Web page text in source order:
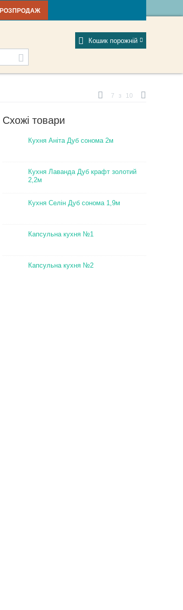
Фабрики
Кошик порожній
РОЗПРОДАЖ
7 з 10
Схожі товари
Кухня Аніта Дуб сонома 2м
Кухня Лаванда Дуб крафт золотий
2,2м
Кухня Селін Дуб сонома 1,9м
Капсульна кухня №1
Капсульна кухня №2